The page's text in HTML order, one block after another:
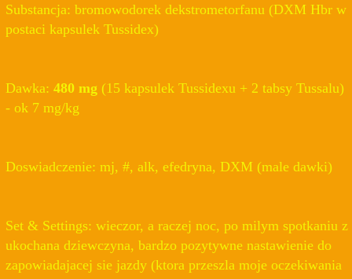
Substancja: bromowodorek dekstrometorfanu (DXM Hbr w
postaci kapsulek Tussidex)
Dawka: 480 mg (15 kapsulek Tussidexu + 2 tabsy Tussalu)
- ok 7 mg/kg
Doswiadczenie: mj, #, alk, efedryna, DXM (male dawki)
Set & Settings: wieczor, a raczej noc, po milym spotkaniu z
ukochana dziewczyna, bardzo pozytywne nastawienie do
zapowiadajacej sie jazdy (ktora przeszla moje oczekiwania